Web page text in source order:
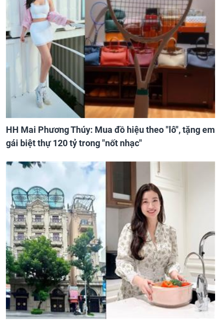
HH Mai Phương Thúy: Mua đồ hiệu theo "lô", tặng em
gái biệt thự 120 tỷ trong "nốt nhạc"